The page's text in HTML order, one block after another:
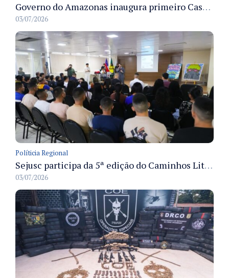
Governo do Amazonas inaugura primeiro Castramóvel Fluvial para atendimento veterinário às comunidades ribeirinhas e castração gratuita
03/07/2026
Políticia Regional
Sejusc participa da 5ª edição do Caminhos Literários com foco na cultura hip-hop nas unidades socioeducativas
03/07/2026